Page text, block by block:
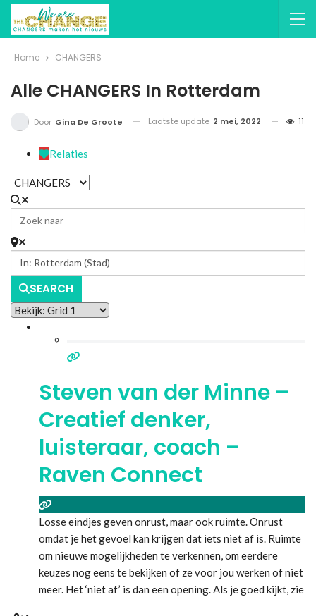
Home CHANGERS
Alle CHANGERS In Rotterdam
Door Gina De Groote Laatste update 2 mei, 2022 11
Relaties
SEARCH
Steven van der Minne –
Creatief denker,
luisteraar, coach –
Raven Connect
Losse eindjes geven onrust, maar ook ruimte. Onrust
omdat je het gevoel kan krijgen dat iets niet af is. Ruimte
om nieuwe mogelijkheden te verkennen, om eerdere
keuzes nog eens te bekijken of ze voor jou werken of niet
meer. Het ‘niet af’ is dan een opening. Als je goed kijkt, zie